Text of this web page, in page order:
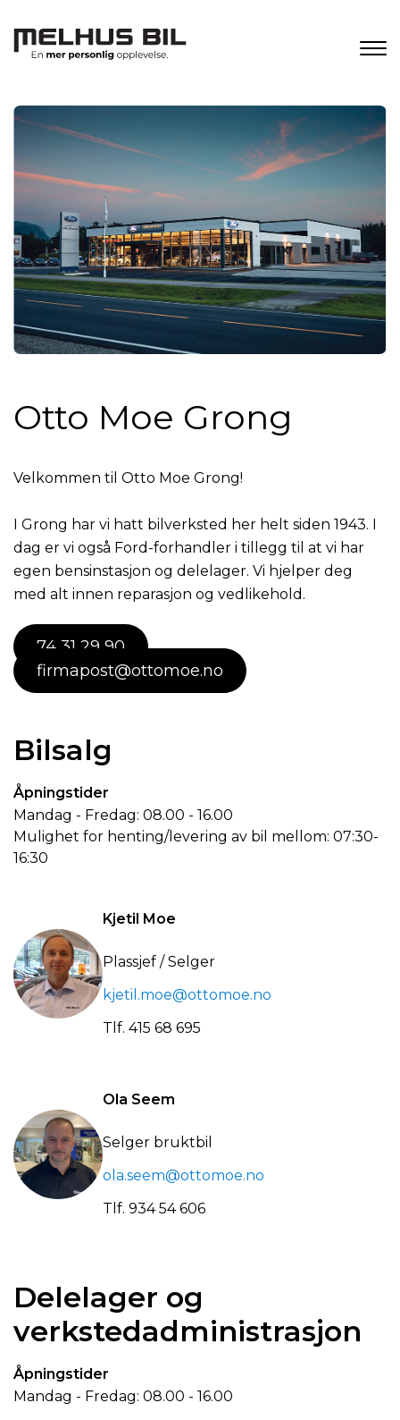
Otto Moe Grong
Velkommen til Otto Moe Grong!
I Grong har vi hatt bilverksted her helt siden 1943. I
dag er vi også Ford-forhandler i tillegg til at vi har
egen bensinstasjon og delelager. Vi hjelper deg
med alt innen reparasjon og vedlikehold.
74 31 29 90
firmapost@ottomoe.no
Bilsalg
Åpningstider
Mandag - Fredag: 08.00 - 16.00
Mulighet for henting/levering av bil mellom: 07:30-
16:30
Kjetil Moe
Plassjef / Selger
kjetil.moe@ottomoe.no
Tlf. 415 68 695
Ola Seem
Selger bruktbil
ola.seem@ottomoe.no
Tlf. 934 54 606
Delelager og
verkstedadministrasjon
Åpningstider
Mandag - Fredag: 08.00 - 16.00